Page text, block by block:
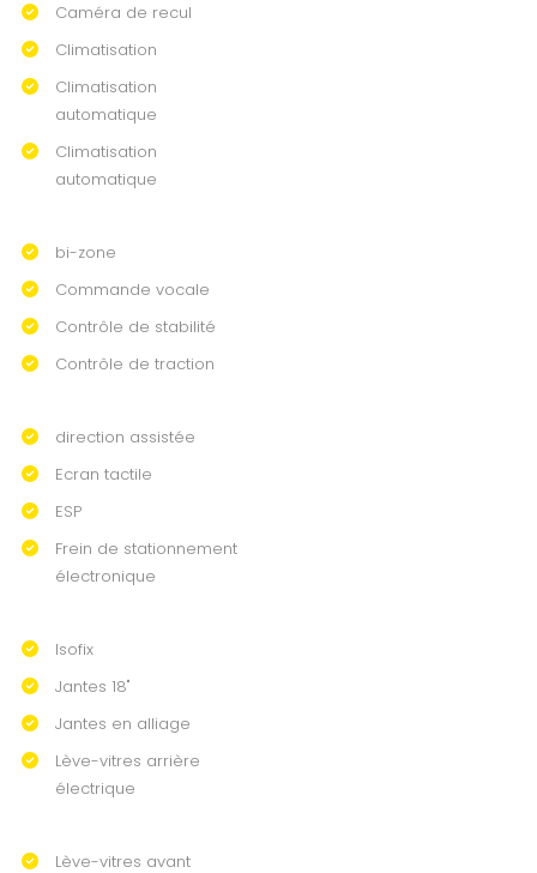
Caméra de recul
Climatisation
Climatisation
automatique
Climatisation
automatique
bi-zone
Commande vocale
Contrôle de stabilité
Contrôle de traction
direction assistée
Ecran tactile
ESP
Frein de stationnement
électronique
Isofix
Jantes 18"
Jantes en alliage
Lève-vitres arrière
électrique
Lève-vitres avant